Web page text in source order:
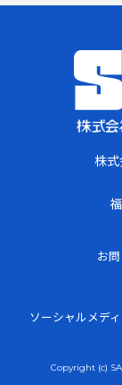
株
お
ソーシャルメデ
Copyright (c)